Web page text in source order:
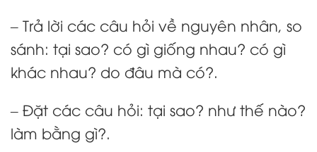
– Trả lời các câu hỏi về nguyên nhân, so
sánh: tại sao? có gì giống nhau? có gì
khác nhau? do đâu mà có?.
– Đặt các câu hỏi: tại sao? như thế nào?
làm bằng gì?.